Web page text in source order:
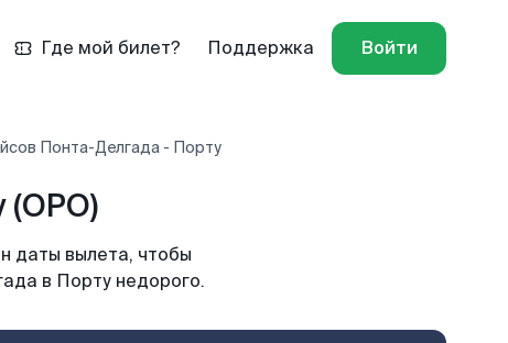
Где мой билет? Поддержка Войти
Понта-Делгада - Порту
даты вылета, чтобы
в Порту недорого.